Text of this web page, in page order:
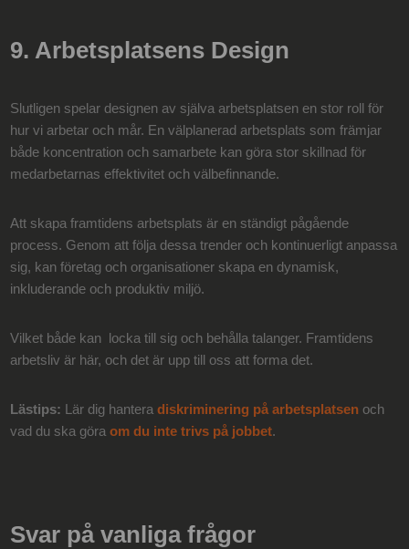
9. Arbetsplatsens Design
Slutligen spelar designen av själva arbetsplatsen en stor roll för
hur vi arbetar och mår. En välplanerad arbetsplats som främjar
både koncentration och samarbete kan göra stor skillnad för
medarbetarnas effektivitet och välbefinnande.
Att skapa framtidens arbetsplats är en ständigt pågående
process. Genom att följa dessa trender och kontinuerligt anpassa
sig, kan företag och organisationer skapa en dynamisk,
inkluderande och produktiv miljö.
Vilket både kan locka till sig och behålla talanger. Framtidens
arbetsliv är här, och det är upp till oss att forma det.
Lästips: Lär dig hanteradiskriminering på arbetsplatsen och
vad du ska göraom du inte trivs på jobbet.
Svar på vanliga frågor